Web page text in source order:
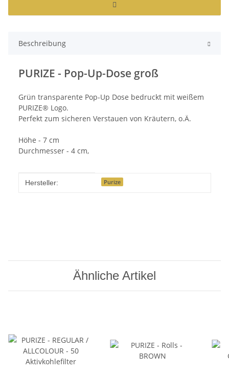
Beschreibung
PURIZE - Pop-Up-Dose groß
Grün transparente Pop-Up Dose bedruckt mit weißem
PURIZE® Logo.
Perfekt zum sicheren Verstauen von Kräutern, o.Ä.
Höhe - 7 cm
Durchmesser - 4 cm,
Produkteigenschaft
Wert
Hersteller: Purize
Ähnliche Artikel